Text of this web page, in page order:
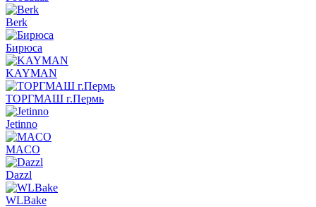
Berk
Бирюса
KAYMAN
ТОРГМАШ г.Пермь
Jetinno
MACO
Dazzl
WLBake